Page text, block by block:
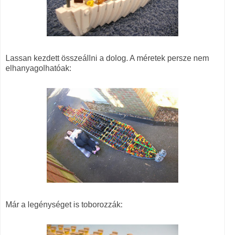
Lassan kezdett összeállni a dolog. A méretek persze nem
elhanyagolhatóak:
Már a legénységet is toborozzák: